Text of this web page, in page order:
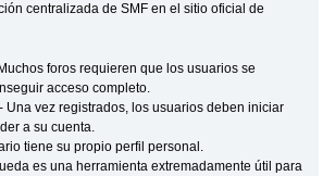
centralizada de SMF en el sitio oficial de
foros requieren que los usuarios se
acceso completo.
- Una vez registrados, los usuarios deben iniciar
a su cuenta.
tiene su propio perfil personal.
es una herramienta extremadamente útil para